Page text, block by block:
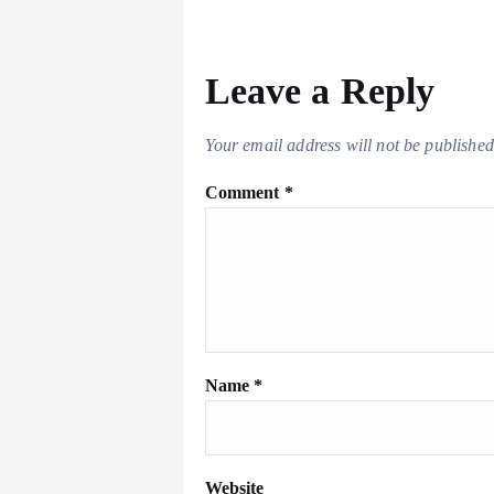
Leave a Reply
Your email address will not be
Comment *
Name *
Website